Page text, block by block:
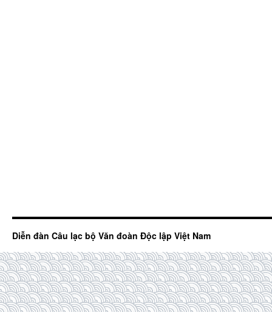
Diễn đàn Câu lạc bộ Văn đoàn Độc lập Việt Nam